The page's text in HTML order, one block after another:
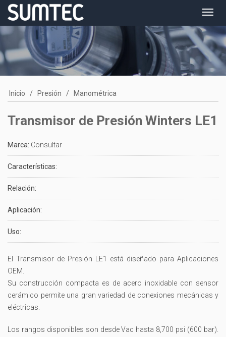
Inicio / Presión / Manométrica
Transmisor de Presión Winters LE1
Marca: Consultar
Características:
Relación:
Aplicación:
Uso:
El Transmisor de Presión LE1 está diseñado para Aplicaciones
OEM.
Su construcción compacta es de acero inoxidable con sensor
cerámico permite una gran variedad de conexiones mecánicas y
eléctricas.
Los rangos disponibles son desde Vac hasta 8,700 psi (600 bar).